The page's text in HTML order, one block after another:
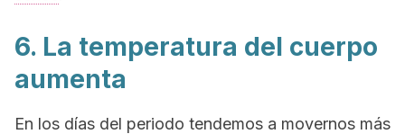
6. La temperatura del cuerpo
aumenta
En los días del periodo tendemos a movernos más